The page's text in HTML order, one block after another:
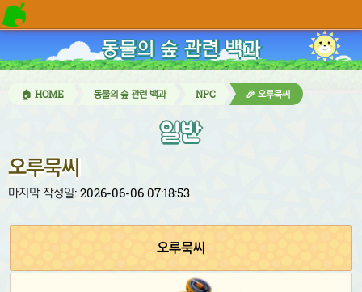
동물의 숲 관련 백과
🏠 HOME 동물의 숲 관련 백과 NPC 🎉 오루묵씨
일반
오루묵씨
마지막 작성일: 2026-06-06 07:18:53
오루묵씨